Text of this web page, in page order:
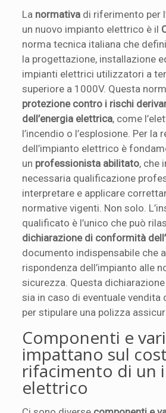
La normativa di riferimento per
un nuovo impianto elettrico è il
norma tecnica italiana che
la progettazione, installazione
impianti elettrici utilizzatori a
superiore a 1000V. Questa
protezione contro i rischi
dell’energia elettrica, come
l’incendio o l’esplosione. Per la
dell’impianto elettrico è
un professionista abilitato, che
necessaria qualificazione
interpretare e applicare
normative vigenti. Non solo.
qualificato è l’unico che può
dichiarazione di conformità
documento indispensabile che
rispondenza dell’impianto alle
sicurezza. Questa
sia in caso di eventuale vendita
per stipulare una polizza
Componenti e
impattano sul
rifacimento di un
elettrico